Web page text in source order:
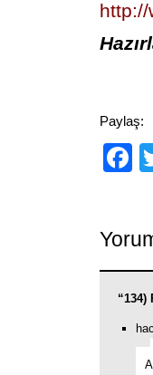
Paylaş:
“134)